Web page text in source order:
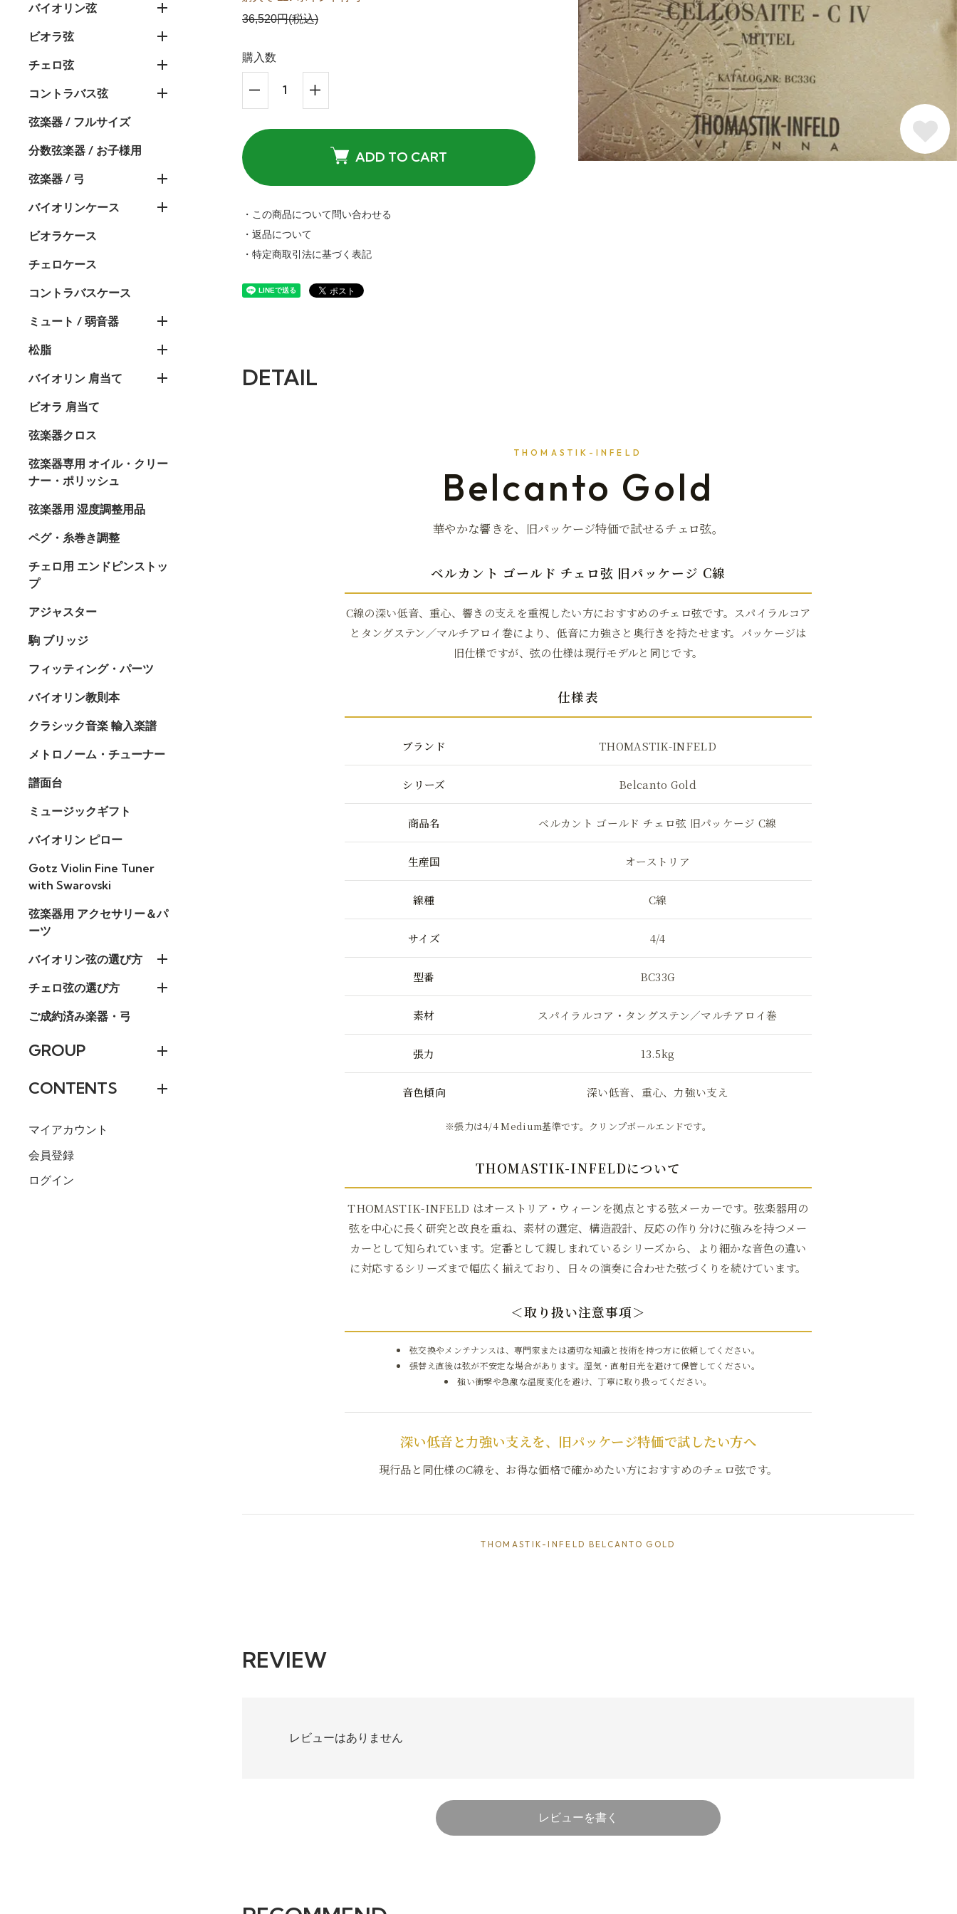
バイオリン弦
ビオラ弦
チェロ弦
コントラバス弦
弦楽器 / フルサイズ
分数弦楽器 / お子様用
弦楽器 / 弓
バイオリンケース
ビオラケース
チェロケース
コントラバスケース
ミュート / 弱音器
松脂
バイオリン 肩当て
ビオラ 肩当て
弦楽器クロス
弦楽器専用 オイル・クリー
ナー・ポリッシュ
弦楽器用 湿度調整用品
ペグ・糸巻き調整
チェロ用 エンドピンストッ
プ
アジャスター
駒 ブリッジ
フィッティング・パーツ
バイオリン教則本
クラシック音楽 輸入楽譜
メトロノーム・チューナー
譜面台
ミュージックギフト
バイオリン ピロー
Gotz Violin Fine Tuner
with Swarovski
弦楽器用 アクセサリー＆パ
ーツ
バイオリン弦の選び方
チェロ弦の選び方
ご成約済み楽器・弓
GROUP
CONTENTS
マイアカウント
会員登録
ログイン
36,520円(税込)
購入数
ADD TO CART
・この商品について問い合わせる
・返品について
・特定商取引法に基づく表記
DETAIL
THOMASTIK-INFELD
Belcanto Gold
華やかな響きを、旧パッケージ特価で試せるチェロ弦。
ベルカント ゴールド チェロ弦 旧パッケージ C線
C線の深い低音、重心、響きの支えを重視したい方におすすめのチェロ弦です。スパイラルコア
とタングステン／マルチアロイ巻により、低音に力強さと奥行きを持たせます。パッケージは
旧仕様ですが、弦の仕様は現行モデルと同じです。
仕様表
ブランド THOMASTIK-INFELD
シリーズ Belcanto Gold
商品名 ベルカント ゴールド チェロ弦 旧パッケージ C線
生産国 オーストリア
線種 C線
サイズ 4/4
型番 BC33G
素材 スパイラルコア・タングステン／マルチアロイ巻
張力 13.5kg
音色傾向 深い低音、重心、力強い支え
※張力は4/4 Medium基準です。クリンプボールエンドです。
THOMASTIK-INFELDについて
THOMASTIK-INFELD はオーストリア・ウィーンを拠点とする弦メーカーです。弦楽器用の
弦を中心に長く研究と改良を重ね、素材の選定、構造設計、反応の作り分けに強みを持つメー
カーとして知られています。定番として親しまれているシリーズから、より細かな音色の違い
に対応するシリーズまで幅広く揃えており、日々の演奏に合わせた弦づくりを続けています。
＜取り扱い注意事項＞
弦交換やメンテナンスは、専門家または適切な知識と技術を持つ方に依頼してください。
張替え直後は弦が不安定な場合があります。湿気・直射日光を避けて保管してください。
強い衝撃や急激な温度変化を避け、丁寧に取り扱ってください。
深い低音と力強い支えを、旧パッケージ特価で試したい方へ
現行品と同仕様のC線を、お得な価格で確かめたい方におすすめのチェロ弦です。
THOMASTIK-INFELD BELCANTO GOLD
REVIEW
レビューはありません
レビューを書く